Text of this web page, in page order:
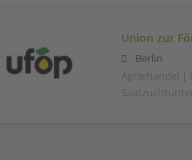
Union zur
Berlin
Agrarhandel |